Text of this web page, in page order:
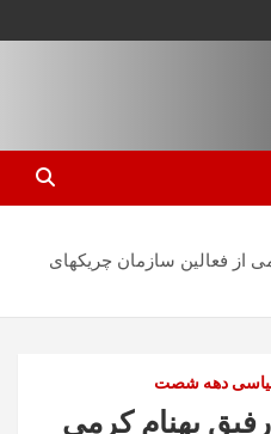
از فعالین سازمان چریکهای
سیاسی دهه شصت
رفیق بهنام کرمی